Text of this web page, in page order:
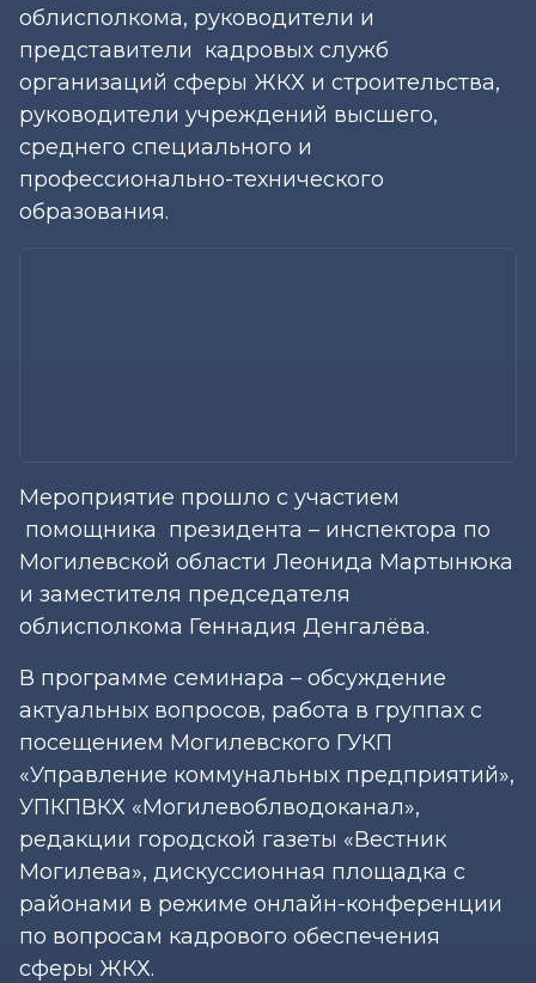
облисполкома, руководители и
представители кадровых служб
организаций сферы ЖКХ и строительства,
руководители учреждений высшего,
среднего специального и
профессионально-технического
образования.
Мероприятие прошло с участием
помощника президента – инспектора по
Могилевской области Леонида Мартынюка
и заместителя председателя
облисполкома Геннадия Денгалёва.
В программе семинара – обсуждение
актуальных вопросов, работа в группах с
посещением Могилевского ГУКП
«Управление коммунальных предприятий»,
УПКПВКХ «Могилевоблводоканал»,
редакции городской газеты «Вестник
Могилева», дискуссионная площадка с
районами в режиме онлайн-конференции
по вопросам кадрового обеспечения
сферы ЖКХ.